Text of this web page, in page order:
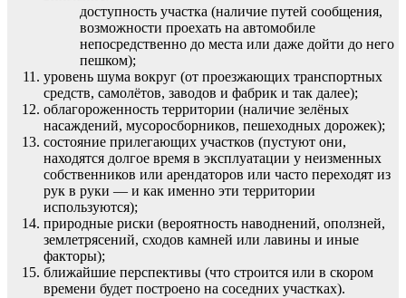
доступность участка (наличие путей сообщения,
возможности проехать на автомобиле
непосредственно до места или даже дойти до него
пешком);
уровень шума вокруг (от проезжающих транспортных
средств, самолётов, заводов и фабрик и так далее);
облагороженность территории (наличие зелёных
насаждений, мусоросборников, пешеходных дорожек);
состояние прилегающих участков (пустуют они,
находятся долгое время в эксплуатации у неизменных
собственников или арендаторов или часто переходят из
рук в руки — и как именно эти территории
используются);
природные риски (вероятность наводнений, оползней,
землетрясений, сходов камней или лавины и иные
факторы);
ближайшие перспективы (что строится или в скором
времени будет построено на соседних участках).